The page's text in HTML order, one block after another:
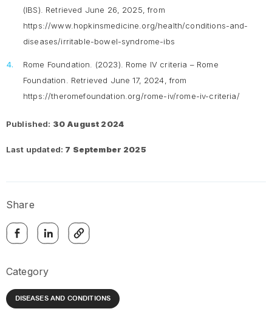
(IBS). Retrieved June 26, 2025, from
https://www.hopkinsmedicine.org/health/conditions-and-
diseases/irritable-bowel-syndrome-ibs
Rome Foundation. (2023). Rome IV criteria – Rome
Foundation. Retrieved June 17, 2024, from
https://theromefoundation.org/rome-iv/rome-iv-criteria/
Published: 30 August 2024
Last updated: 7 September 2025
Share
Category
DISEASES AND CONDITIONS